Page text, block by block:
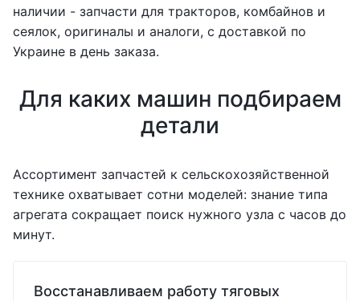
наличии - запчасти для тракторов, комбайнов и
сеялок, оригиналы и аналоги, с доставкой по
Украине в день заказа.
Для каких машин подбираем
детали
Ассортимент запчастей к сельскохозяйственной
технике охватывает сотни моделей: знание типа
агрегата сокращает поиск нужного узла с часов до
минут.
Восстанавливаем работу тяговых